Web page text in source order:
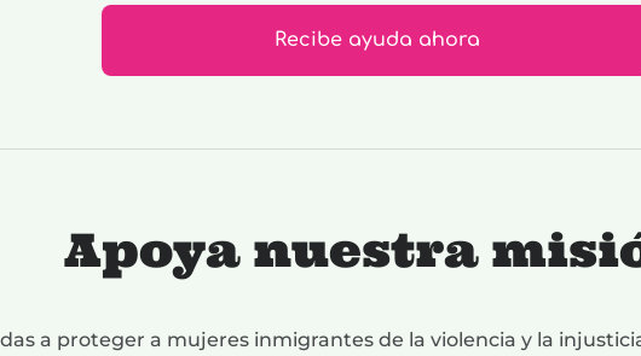
Recibe ayuda ahora
Apoya nuestra
a proteger a mujeres inmigrantes de la violencia y la